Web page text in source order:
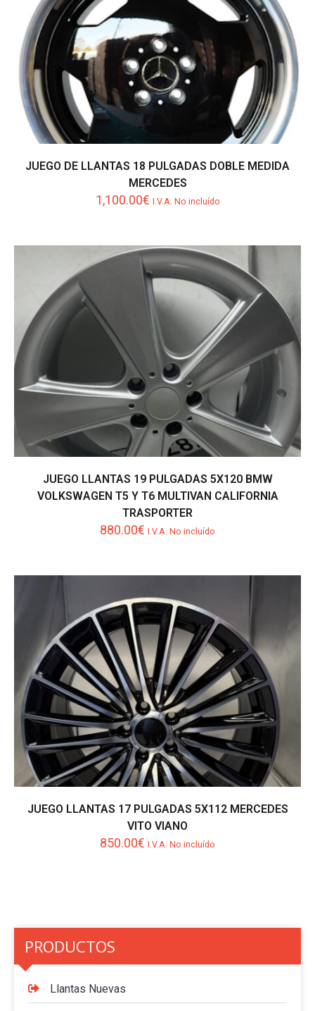
JUEGO DE LLANTAS 18 PULGADAS DOBLE MEDIDA
MERCEDES
1,100.00€ I.V.A. No incluído
JUEGO LLANTAS 19 PULGADAS 5X120 BMW
VOLKSWAGEN T5 Y T6 MULTIVAN CALIFORNIA
TRASPORTER
880.00€ I.V.A. No incluído
JUEGO LLANTAS 17 PULGADAS 5X112 MERCEDES
VITO VIANO
850.00€ I.V.A. No incluído
PRODUCTOS
Llantas Nuevas